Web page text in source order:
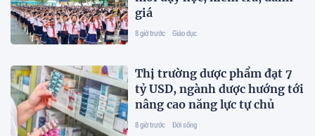
giá
8 giờ trước Giáo dục
Thị trường dược phẩm đạt 7
tỷ USD, ngành dược hướng tới
nâng cao năng lực tự chủ
8 giờ trước Đời sống